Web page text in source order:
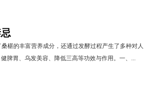
椹的丰富营养成分，还通过发酵过程产生了多种对人
脾胃、乌发美容、降低三高等功效与作用。一、...